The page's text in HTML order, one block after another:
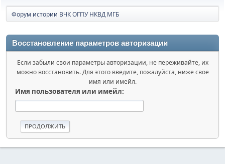
Форум истории ВЧК ОГПУ НКВД МГБ
Восстановление параметров авторизации
Если забыли свои параметры авторизации, не переживайте, их
можно восстановить. Для этого введите, пожалуйста, ниже свое
имя или имейл.
Имя пользователя или имейл: